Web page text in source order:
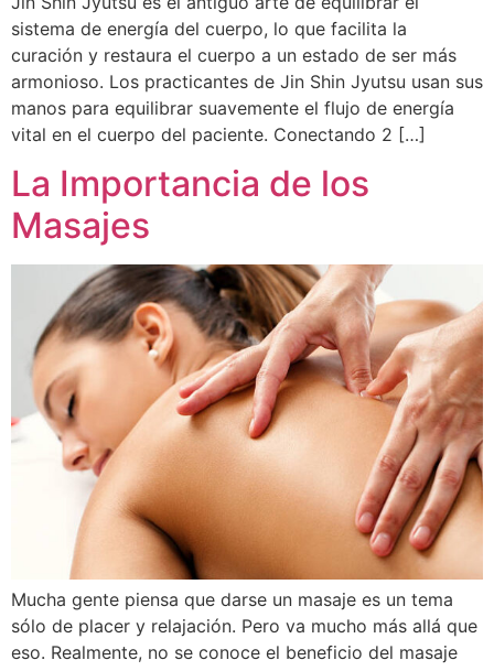
sistema de energía del cuerpo, lo que facilita la
curación y restaura el cuerpo a un estado de ser más
armonioso. Los practicantes de Jin Shin Jyutsu usan sus
manos para equilibrar suavemente el flujo de energía
vital en el cuerpo del paciente. Conectando 2 […]
La Importancia de los
Masajes
Mucha gente piensa que darse un masaje es un tema
sólo de placer y relajación. Pero va mucho más allá que
eso. Realmente, no se conoce el beneficio del masaje